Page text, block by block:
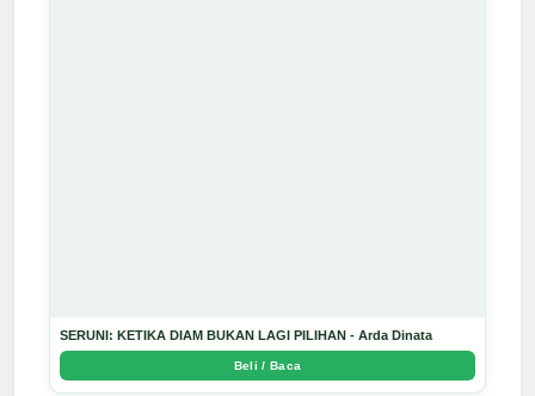
SERUNI: KETIKA DIAM BUKAN LAGI PILIHAN - Arda Dinata
Beli / Baca